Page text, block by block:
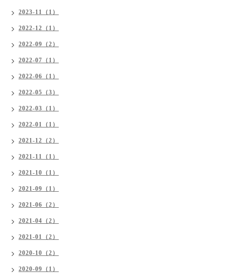
2023-11（1）
2022-12（1）
2022-09（2）
2022-07（1）
2022-06（1）
2022-05（3）
2022-03（1）
2022-01（1）
2021-12（2）
2021-11（1）
2021-10（1）
2021-09（1）
2021-06（2）
2021-04（2）
2021-01（2）
2020-10（2）
2020-09（1）